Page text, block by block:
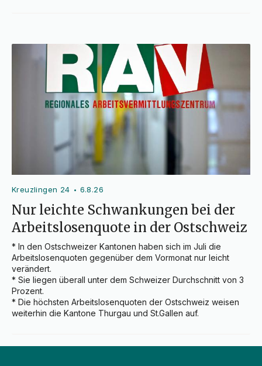
Kreuzlingen 24 • 6.8.26
Nur leichte Schwankungen bei der
Arbeitslosenquote in der Ostschweiz
* In den Ostschweizer Kantonen haben sich im Juli die
Arbeitslosenquoten gegenüber dem Vormonat nur leicht
verändert.
* Sie liegen überall unter dem Schweizer Durchschnitt von 3
Prozent.
* Die höchsten Arbeitslosenquoten der Ostschweiz weisen
weiterhin die Kantone Thurgau und St.Gallen auf.